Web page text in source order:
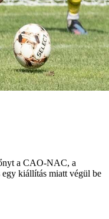
a CAO-NAC, a
egy kiállítás miatt végül be